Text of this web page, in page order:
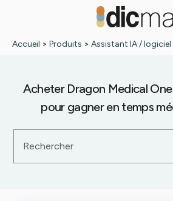
Accueil >Produits >Assistant IA /
Acheter Dragon Medical
pour gagner en temps
Rechercher
Panneau de gestion des cookies